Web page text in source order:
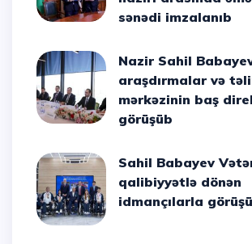
sənədi imzalanıb
Nazir Sahil Babayev İƏT-in
araşdırmalar və
mərkəzinin baş
görüşüb
Sahil Babayev Vətənə
qalibiyyətlə dönən
idmançılarla